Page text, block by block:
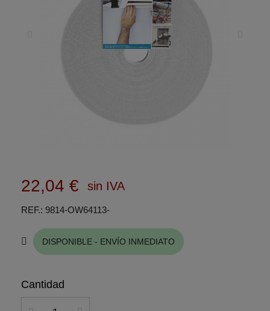
22,04 € sin IVA
REF. 9814-OW64113-
DISPONIBLE - ENVÍO INMEDIATO
Cantidad